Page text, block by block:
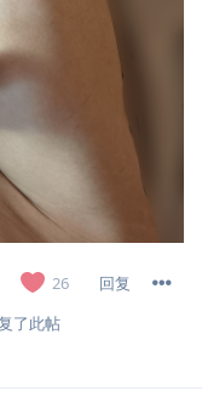
26
回复
了此帖